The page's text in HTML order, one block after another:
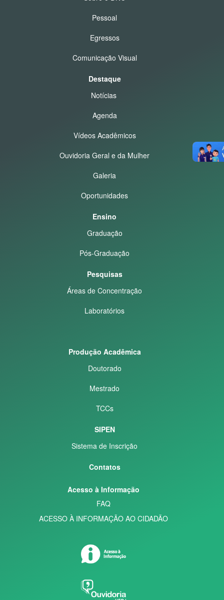
Pessoal
Egressos
Comunicação Visual
Destaque
Notícias
Agenda
Vídeos Acadêmicos
Ouvidoria Geral e da Mulher
Galeria
Oportunidades
Ensino
Graduação
Pós-Graduação
Pesquisas
Áreas de Concentração
Laboratórios
Produção Acadêmica
Doutorado
Mestrado
TCCs
SIPEN
Sistema de Inscrição
Contatos
Acesso à Informação
FAQ
ACESSO À INFORMAÇÃO AO CIDADÃO